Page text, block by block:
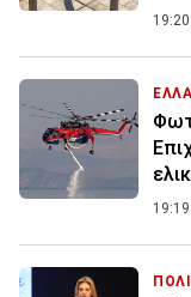
19:20
19:19